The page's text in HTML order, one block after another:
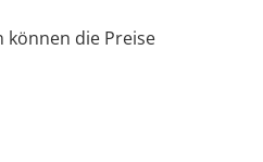
können die Preise